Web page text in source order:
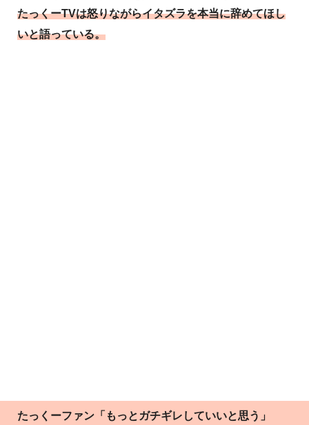
たっくーTVは怒りながらイタズラを本当に辞めてほし
いと語っている。
たっくーファン「もっとガチギレしていいと思う」